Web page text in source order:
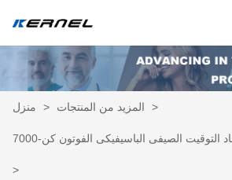
منزل > المزيد من المنتجات >
>